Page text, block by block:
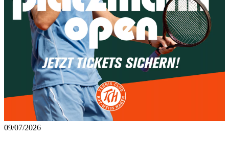
09/07/2026